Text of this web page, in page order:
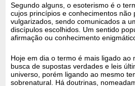
Segundo alguns, o esoterismo é o
cujos princípios e conhecimentos não
vulgarizados, sendo comunicados a
discípulos escolhidos. Um sentido
afirmação ou conhecimento
Hoje em dia o termo é mais ligado ao
busca de supostas verdades e leis
universo, porém ligando ao mesmo
sobrenatural. Há doutrinas,